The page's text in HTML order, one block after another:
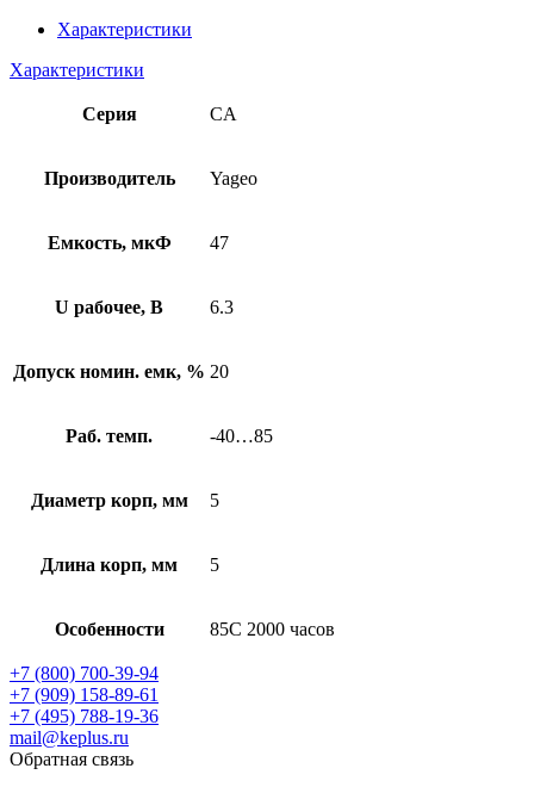
Характеристики
Характеристики
Серия CA
Производитель Yageo
Емкость, мкФ 47
U рабочее, В 6.3
Допуск номин. емк, % 20
Раб. темп. -40…85
Диаметр корп, мм 5
Длина корп, мм 5
Особенности 85C 2000 часов
+7 (800) 700-39-94
+7 (909) 158-89-61
+7 (495) 788-19-36
mail@keplus.ru
Обратная связь